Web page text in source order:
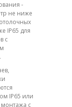
-
не ниже
IP65 для
с
IP65 или
монтажа с